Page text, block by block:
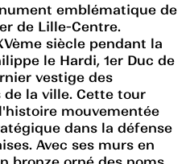
emblématique de
de Lille-Centre.
siècle pendant la
le Hardi, 1er Duc de
vestige des
la ville. Cette tour
mouvementée
dans la défense
Avec ses murs en